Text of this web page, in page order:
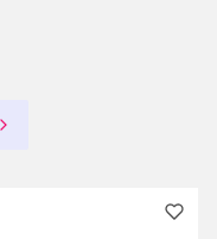
Następne produkty